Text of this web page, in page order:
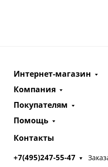
Интернет-магазин
Компания
Покупателям
Помощь
Контакты
+7(495)247-55-47